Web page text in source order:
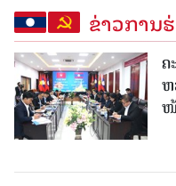
ຂ່າວການ
ຄ
ຫ